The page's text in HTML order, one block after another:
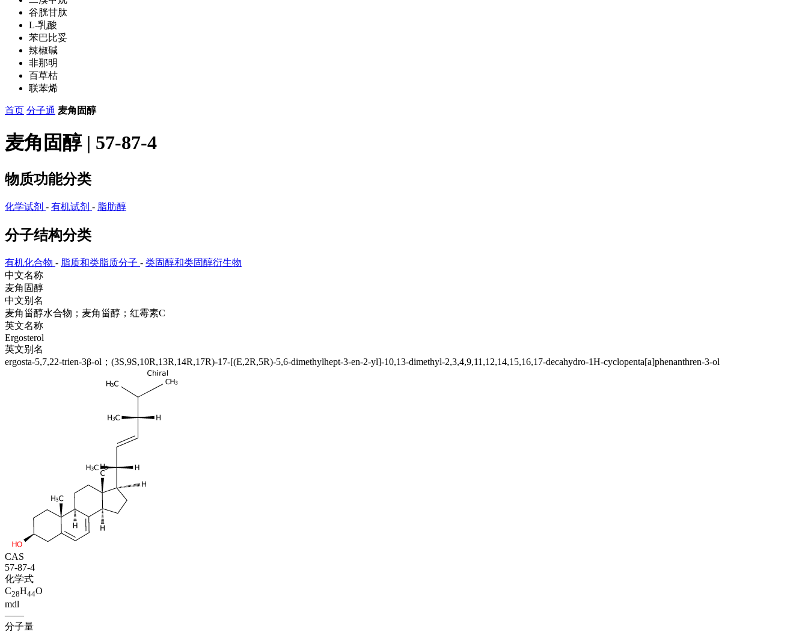
谷胱甘肽
L-乳酸
苯巴比妥
辣椒碱
非那明
百草枯
联苯烯
首页 分子通 麦角固醇
麦角固醇 | 57-87-4
物质功能分类
化学试剂 - 有机试剂 - 脂肪醇
分子结构分类
有机化合物 - 脂质和类脂质分子 - 类固醇和类固醇衍生物
中文名称
麦角固醇
中文别名
麦角甾醇水合物；麦角甾醇；红霉素C
英文名称
Ergosterol
英文别名
ergosta-5,7,22-trien-3β-ol；(3S,9S,10R,13R,14R,17R)-17-[(E,2R,5R)-5,6-dimethylhept-3-en-2-yl]-10,13-dimethyl-2,3,4,9,11,12,14,15,16,17-decahydro-1H-cyclopenta[a]phenanthren-3-ol
CAS
57-87-4
化学式
C28H44O
mdl
——
分子量